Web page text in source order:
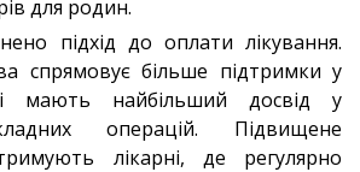
для родин.
підхід до оплати лікування.
спрямовує більше підтримки у
мають найбільший досвід у
операцій. Підвищене
лікарні, де регулярно